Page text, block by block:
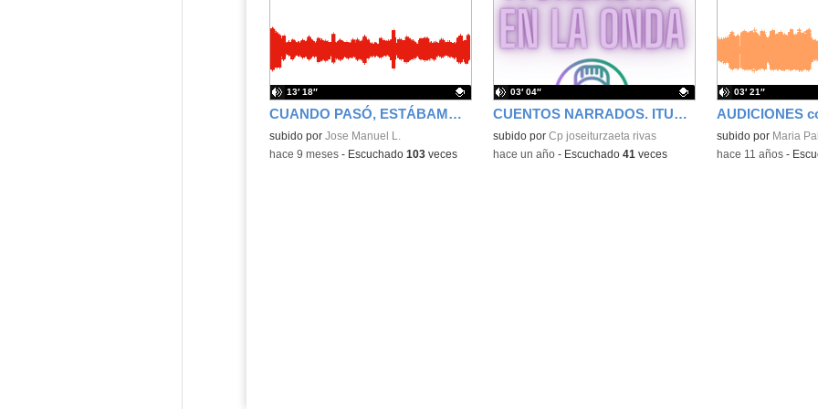
CUANDO PASÓ, ESTÁBAMOS AHÍ.
de la
búsqueda
Contenido educativo.
subido por Jose Manuel L.
13′ 18″
-hace 9 meses- Escuchado 103veces
CUENTOS NARRADOS. ITURZAETA EN LA ONDA
ubicación
búsqueda
Contenido educativo.
subido por Cp joseiturzaeta rivas
03′ 04″
-hace un año- Escuchado 41 veces
AUDICIONES
subido por Maria
03′ 21″
-hace 11 años-